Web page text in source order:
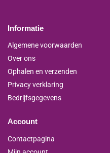
Informatie
Algemene voorwaarden
Over ons
Ophalen en verzenden
Privacy verklaring
Bedrijfsgegevens
Account
Contactpagina